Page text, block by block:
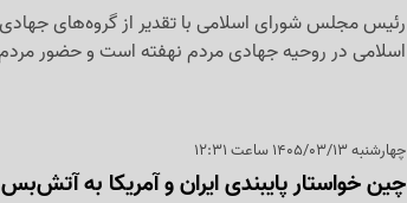
رئیس مجلس شورای اسلامی با تقدیر از گروه‌های
اسلامی در روحیه جهادی مردم نهفته است و حضور مردم
چهارشنبه 1405/03/13 ساعت 12:31
چین خواستار پایبندی ایران و آمریکا به